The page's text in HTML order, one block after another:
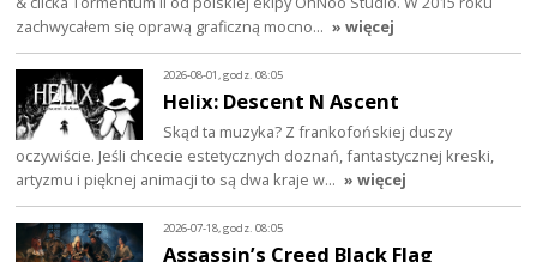
zachwycałem się oprawą graficzną mocno… » więcej
2026-08-01, godz. 08:05
Helix: Descent N Ascent
Skąd ta muzyka? Z frankofońskiej duszy
oczywiście. Jeśli chcecie estetycznych doznań, fantastycznej kreski,
artyzmu i pięknej animacji to są dwa kraje w… » więcej
2026-07-18, godz. 08:05
Assassin’s Creed Black Flag